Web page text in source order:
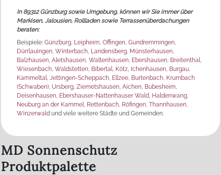
In 89312 Günzburg sowie Umgebung, können wir Sie immer über
Markisen, Jalousien, Rollladen sowie Terrassenüberdachungen
beraten:
Beispiele:Günzburg Leipheim ,Offingen ,Gundremmingen
Dürrlauingen ,Winterbach Landensberg Münsterhausen
Balzhausen ,Aletshausen ,Waltenhausen Ebershausen Breitenthal
Wiesenbach ,Waldstetten Bibertal Kötz Ichenhausen Burgau
Kammeltal
Jettingen-Scheppach Ellzee Burtenbach Krumbach
(Schwaben) Ursberg ,Ziemetshausen ,Aichen Bubesheim
Deisenhausen Ebershauser-Nattenhauser Wald Haldenwang
Neuburg an der Kammel
Rettenbach Röfingen ,Thannhausen
Winzerwald und viele weitere Städte und Gemeinden.
MD Sonnenschutz
Produktpalette